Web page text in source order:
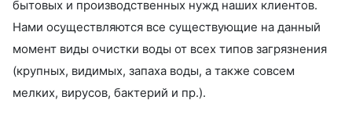
бытовых и производственных нужд наших клиентов.
Нами осуществляются все существующие на данный
момент виды очистки воды от всех типов загрязнения
(крупных, видимых, запаха воды, а также совсем
мелких, вирусов, бактерий и пр.).